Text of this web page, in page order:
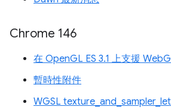
Chrome 146
在 OpenGL ES 3.1 上支援
暫時性附件
WGSL